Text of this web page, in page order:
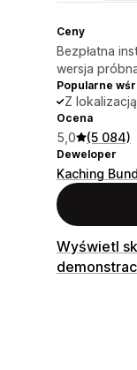
Ceny
Bezpłatna
wersja
Popularne
Z
Ocena
5,0 (5 084)
Deweloper
Kaching
Wyświetl